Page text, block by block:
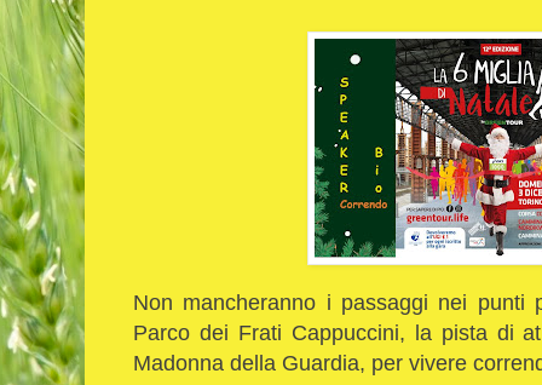
Non mancheranno i passaggi nei punti
Parco dei Frati Cappuccini, la pista di
Madonna della Guardia, per vivere